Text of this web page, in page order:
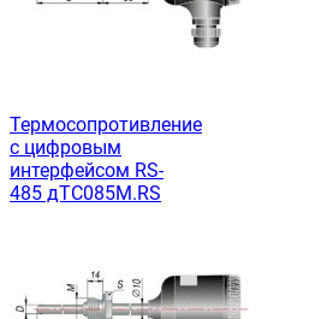
Термосопротивление
с цифровым
интерфейсом RS-
485 дТС085М.RS